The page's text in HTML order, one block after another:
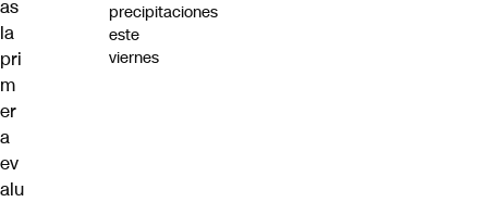
as
la
pri
m
er
a
ev
alu
precipitaciones
este
viernes